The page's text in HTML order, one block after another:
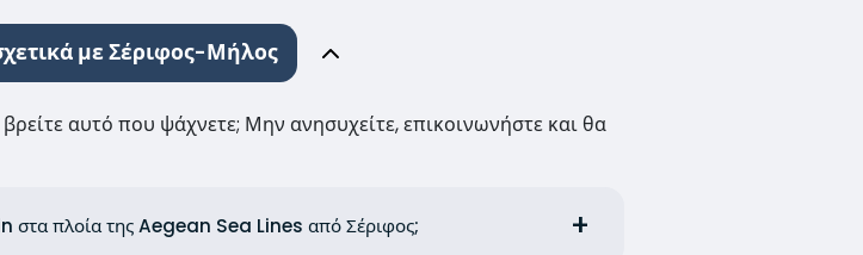
με Σέριφος-Μήλος
αυτό που ψάχνετε; Μην ανησυχείτε, επικοινωνήστε και θα
στα πλοία της Aegean Sea Lines από Σέριφος;